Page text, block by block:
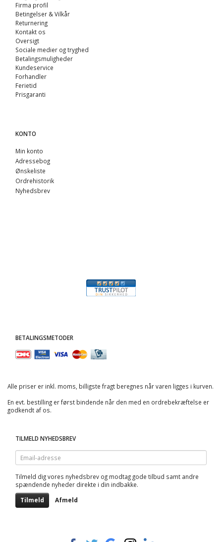
Firma profil
Betingelser & Vilkår
Returnering
Kontakt os
Oversigt
Sociale medier og tryghed
Betalingsmuligheder
Kundeservice
Forhandler
Ferietid
Prisgaranti
KONTO
Min konto
Adressebog
Ønskeliste
Ordrehistorik
Nyhedsbrev
BETALINGSMETODER
Alle priser er inkl. moms, billigste fragt beregnes når varen ligges i kurven.
En evt. bestilling er først bindende når den med en ordrebekræftelse er
godkendt af os.
TILMELD NYHEDSBREV
Email-
adresse
Tilmeld dig vores nyhedsbrev og modtag gode tilbud samt andre
spændende nyheder direkte i din indbakke.
Tilmeld Afmeld